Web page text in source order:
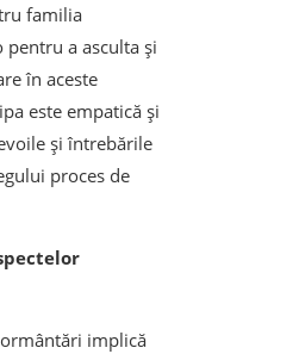
familia
a asculta și
în aceste
este empatică și
și întrebările
proces de
implică